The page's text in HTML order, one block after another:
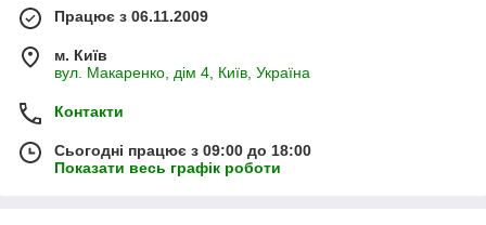
Працює з 06.11.2009
м. Київ
вул. Макаренко, дім 4, Київ, Україна
Контакти
Сьогодні працює з 09:00 до 18:00
Показати весь графік роботи